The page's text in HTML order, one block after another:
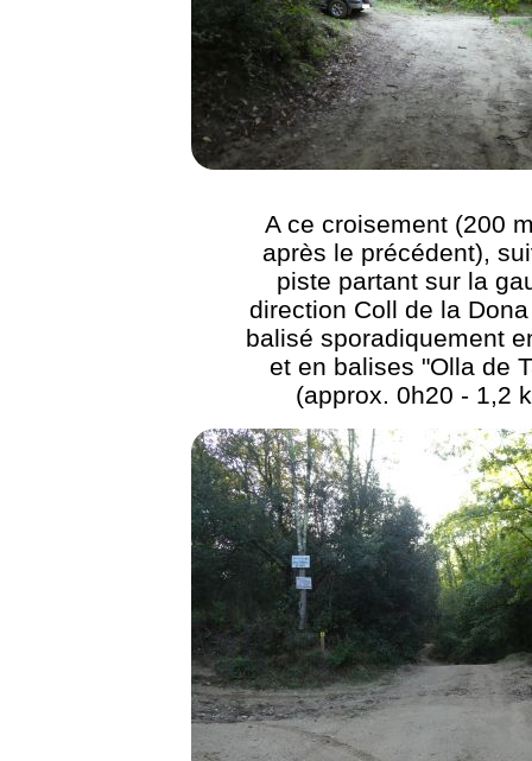
A ce croisement (200
après le précédent),
piste partant sur la
direction Coll de la
balisé sporadiquement
et en balises "Olla de
(approx. 0h20 - 1,2